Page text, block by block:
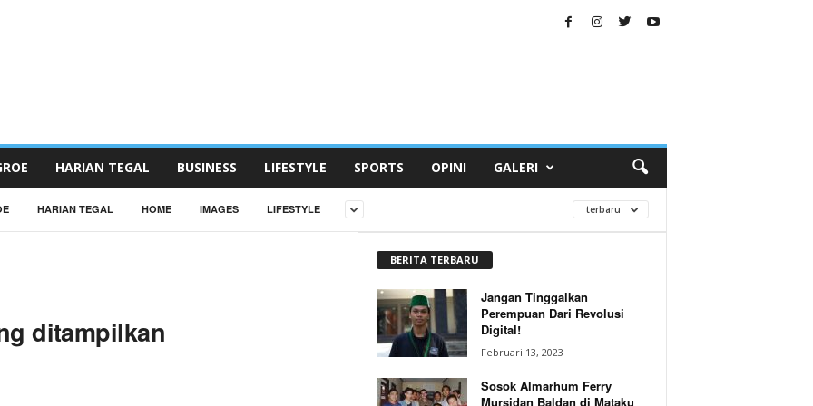
HARIAN TEGAL BUSINESS LIFESTYLE SPORTS OPINI GALERI
HARIAN TEGAL HOME IMAGES LIFESTYLE terbaru
ditampilkan
BERITA TERBARU
Jangan Tinggalkan
Perempuan Dari Revolusi
Digital!
Februari 13, 2023
Sosok Almarhum Ferry
Mursidan Baldan di Mataku